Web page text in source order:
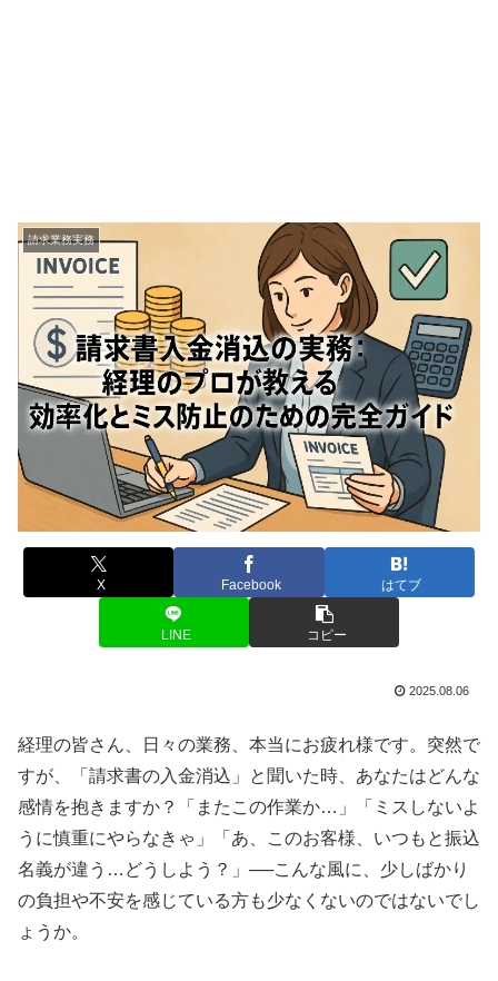
請求業務実務
X Facebook はてブ
LINE コピー
2025.08.06
経理の皆さん、日々の業務、本当にお疲れ様です。突然で
すが、「請求書の入金消込」と聞いた時、あなたはどんな
感情を抱きますか？「またこの作業か…」「ミスしないよ
うに慎重にやらなきゃ」「あ、このお客様、いつもと振込
名義が違う…どうしよう？」──こんな風に、少しばかり
の負担や不安を感じている方も少なくないのではないでし
ょうか。